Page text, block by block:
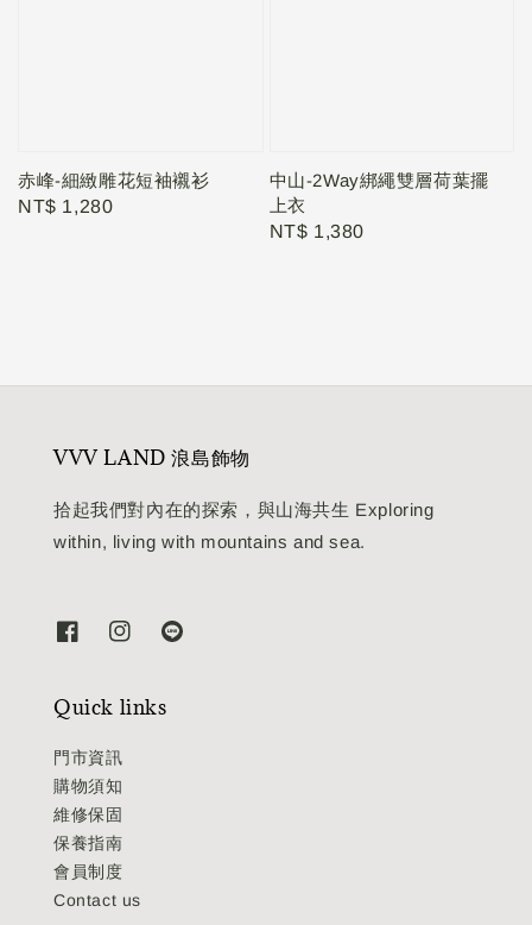
赤峰-細緻雕花短袖襯衫
Regular
NT$ 1,280
中山-2Way綁繩雙層荷葉擺
上衣
Regular
NT$ 1,380
VVV LAND 浪島飾物
拾起我們對內在的探索，與山海共生 Exploring
within, living with mountains and sea.
Quick links
門市資訊
購物須知
維修保固
保養指南
會員制度
Contact us